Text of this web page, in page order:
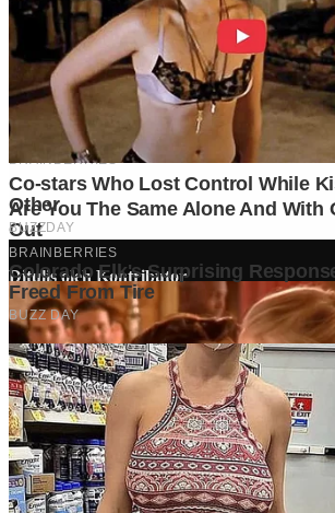
Ditulis olehKontributor
Penyuka detail yang percaya bahwa setiap
Bertugas merangkai ide menjadi cerita yang
setiap titik dan koma berada di tempat yang
membacamu
Komentar (0)
Tulis Komentar